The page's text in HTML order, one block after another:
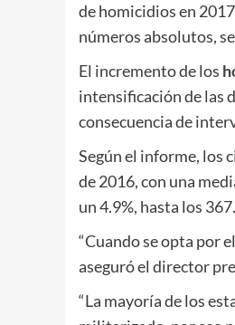
de homicidios en
números absolutos,
El incremento de los
intensificación de las
consecuencia de
Según el informe, los
de 2016, con una
un 4.9%, hasta los 367.
“Cuando se opta por
aseguró el director
“La mayoría de los